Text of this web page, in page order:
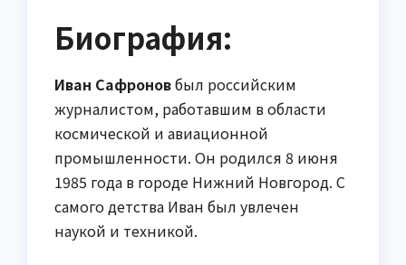
Биография:
Иван Сафроновбыл российским
журналистом, работавшим в области
космической и авиационной
промышленности. Он родился 8 июня
1985 года в городе Нижний Новгород. С
самого детства Иван был увлечен
наукой и техникой.